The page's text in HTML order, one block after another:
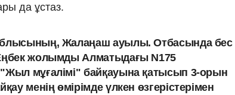
да ұстаз.
Жалаңаш ауылы. Отбасында бес
жолымды Алматыдағы N175
мұғалімі" байқауына қатысып 3-орын
менің өмірімде үлкен өзгерістерімен